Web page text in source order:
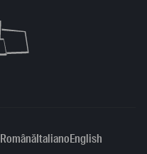
RomânăItalianoEnglish